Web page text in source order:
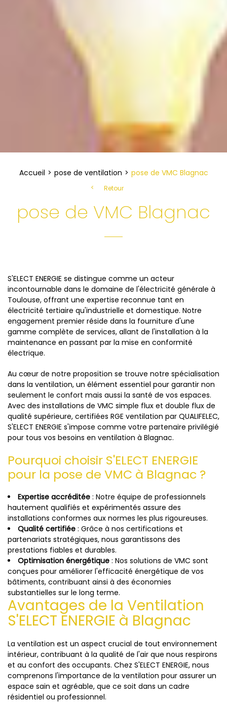
Accueil pose de ventilation pose de VMC Blagnac
Retour
pose de VMC Blagnac
S'ELECT ENERGIE se distingue comme un acteur
incontournable dans le domaine de l'électricité générale à
Toulouse, offrant une expertise reconnue tant en
électricité tertiaire qu'industrielle et domestique. Notre
engagement premier réside dans la fourniture d'une
gamme complète de services, allant de l'installation à la
maintenance en passant par la mise en conformité
électrique.
Au cœur de notre proposition se trouve notre spécialisation
dans la ventilation, un élément essentiel pour garantir non
seulement le confort mais aussi la santé de vos espaces.
Avec des installations de VMC simple flux et double flux de
qualité supérieure, certifiées RGE ventilation par QUALIFELEC,
S'ELECT ENERGIE s'impose comme votre partenaire privilégié
pour tous vos besoins en ventilation à Blagnac.
Pourquoi choisir S'ELECT ENERGIE
pour la pose de VMC à Blagnac ?
Expertise accréditée : Notre équipe de professionnels
hautement qualifiés et expérimentés assure des
installations conformes aux normes les plus rigoureuses.
Qualité certifiée : Grâce à nos certifications et
partenariats stratégiques, nous garantissons des
prestations fiables et durables.
Optimisation énergétique : Nos solutions de VMC sont
conçues pour améliorer l'efficacité énergétique de vos
bâtiments, contribuant ainsi à des économies
substantielles sur le long terme.
Avantages de la Ventilation
S'ELECT ENERGIE à Blagnac
La ventilation est un aspect crucial de tout environnement
intérieur, contribuant à la qualité de l'air que nous respirons
et au confort des occupants. Chez S'ELECT ENERGIE, nous
comprenons l'importance de la ventilation pour assurer un
espace sain et agréable, que ce soit dans un cadre
résidentiel ou professionnel.